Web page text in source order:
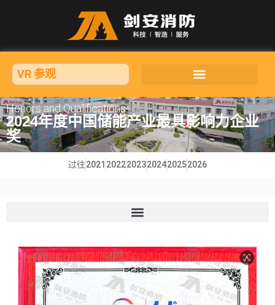
VR 参观
Honors and Qualifications
2024年度中国储能产业最具影响力企业
奖
过往2021 20222023202420252026